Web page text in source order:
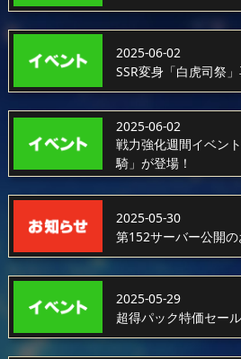
2025-06-02
SSR変身「白虎司祭」
2025-06-02
戦力強化週間イベン
騎」が登場！
2025-05-30
第152サーバー公開の
2025-05-29
超得パック特価セール